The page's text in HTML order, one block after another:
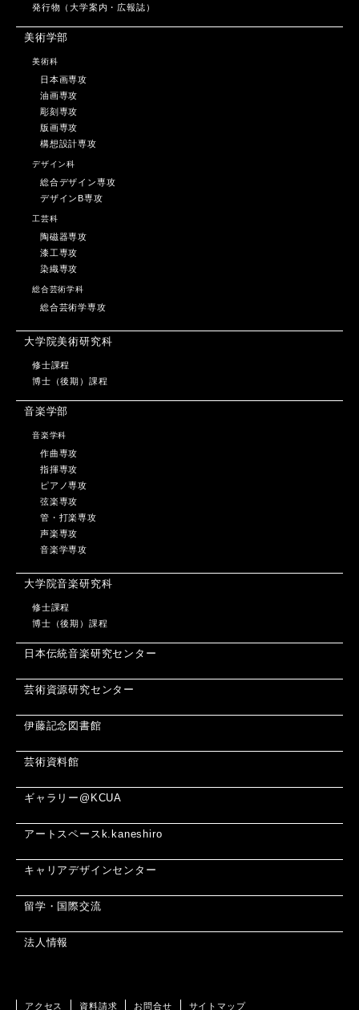
発行物（大学案内・広報誌）
美術学部
美術科
日本画専攻
油画専攻
彫刻専攻
版画専攻
構想設計専攻
デザイン科
総合デザイン専攻
デザインB専攻
工芸科
陶磁器専攻
漆工専攻
染織専攻
総合芸術学科
総合芸術学専攻
大学院美術研究科
修士課程
博士（後期）課程
音楽学部
音楽学科
作曲専攻
指揮専攻
ピアノ専攻
弦楽専攻
管・打楽専攻
声楽専攻
音楽学専攻
大学院音楽研究科
修士課程
博士（後期）課程
日本伝統音楽研究センター
芸術資源研究センター
伊藤記念図書館
芸術資料館
ギャラリー@KCUA
アートスペースk.kaneshiro
キャリアデザインセンター
留学・国際交流
法人情報
アクセス 資料請求 お問合せ サイトマップ